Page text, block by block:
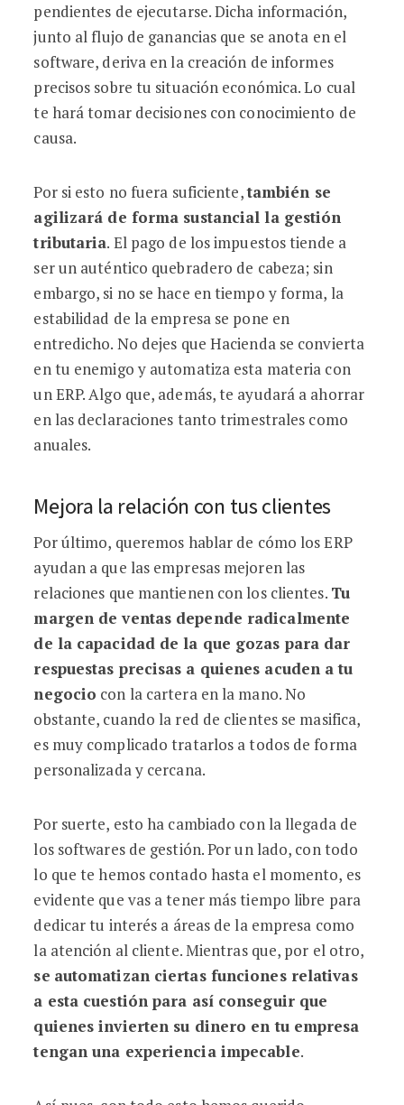
pendientes de ejecutarse. Dicha información,
junto al flujo de ganancias que se anota en el
software, deriva en la creación de informes
precisos sobre tu situación económica. Lo cual
te hará tomar decisiones con conocimiento de
causa.
Por si esto no fuera suficiente,también se
agilizará de forma sustancial la gestión
tributaria. El pago de los impuestos tiende a
ser un auténtico quebradero de cabeza; sin
embargo, si no se hace en tiempo y forma, la
estabilidad de la empresa se pone en
entredicho. No dejes que Hacienda se convierta
en tu enemigo y automatiza esta materia con
un ERP. Algo que, además, te ayudará a ahorrar
en las declaraciones tanto trimestrales como
anuales.
Mejora la relación con tus clientes
Por último, queremos hablar de cómo los ERP
ayudan a que las empresas mejoren las
relaciones que mantienen con los clientes. Tu
margen de ventas depende radicalmente
de la capacidad de la que gozas para dar
respuestas precisas a quienes acuden a tu
negocio con la cartera en la mano. No
obstante, cuando la red de clientes se masifica,
es muy complicado tratarlos a todos de forma
personalizada y cercana.
Por suerte, esto ha cambiado con la llegada de
los softwares de gestión. Por un lado, con todo
lo que te hemos contado hasta el momento, es
evidente que vas a tener más tiempo libre para
dedicar tu interés a áreas de la empresa como
la atención al cliente. Mientras que, por el otro,
se automatizan ciertas funciones relativas
a esta cuestión para así conseguir que
quienes invierten su dinero en tu empresa
tengan una experiencia impecable.